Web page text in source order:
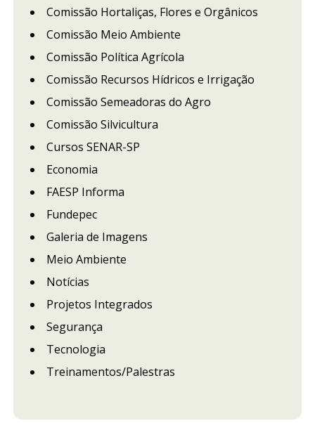
Comissão Hortaliças, Flores e Orgânicos
Comissão Meio Ambiente
Comissão Política Agrícola
Comissão Recursos Hídricos e Irrigação
Comissão Semeadoras do Agro
Comissão Silvicultura
Cursos SENAR-SP
Economia
FAESP Informa
Fundepec
Galeria de Imagens
Meio Ambiente
Notícias
Projetos Integrados
Segurança
Tecnologia
Treinamentos/Palestras